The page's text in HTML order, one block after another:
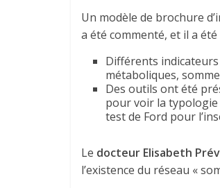
Un modèle de brochure
a été commenté, et il a
Différents
métaboliques,
Des outils ont été
pour voir la typologie
test de Ford pour
Le docteur Elisabeth
l’existence du réseau «